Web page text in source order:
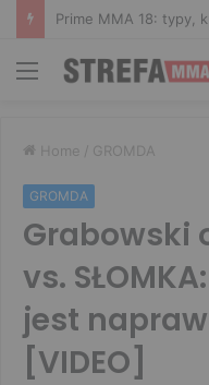
Menu
Home / GROMDA
GROMDA
Grabowski
vs.
jest
[VIDEO]